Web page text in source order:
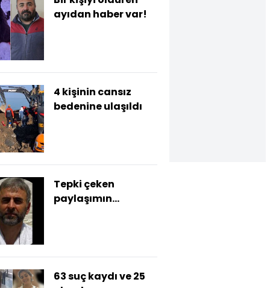
ayıdan haber var!
4 kişinin cansız
bedenine ulaşıldı
Tepki çeken
paylaşımın
63 suç kaydı ve 25